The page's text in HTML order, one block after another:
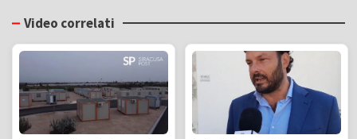
Video correlati